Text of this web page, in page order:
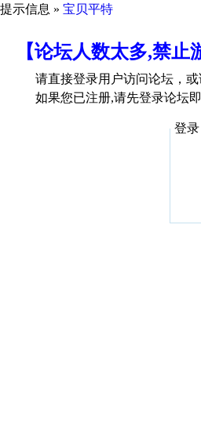
提示信息 » 宝贝平特
【论坛人数太多,禁
请直接登录用户访问论坛，或
如果您已注册,请先登录论坛
登录